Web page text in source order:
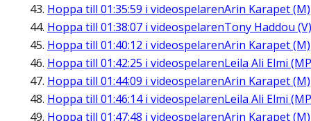
Hoppa till 01:35:59 i videospelarenArin Karapet (M)
Hoppa till 01:38:07 i videospelarenTony Haddou (V)
Hoppa till 01:40:12 i videospelarenArin Karapet (M)
Hoppa till 01:42:25 i videospelarenLeila Ali Elmi
Hoppa till 01:44:09 i videospelarenArin Karapet (M)
Hoppa till 01:46:14i videospelarenLeila Ali Elmi
Hoppa till 01:47:48 i videospelarenArin Karapet (M)